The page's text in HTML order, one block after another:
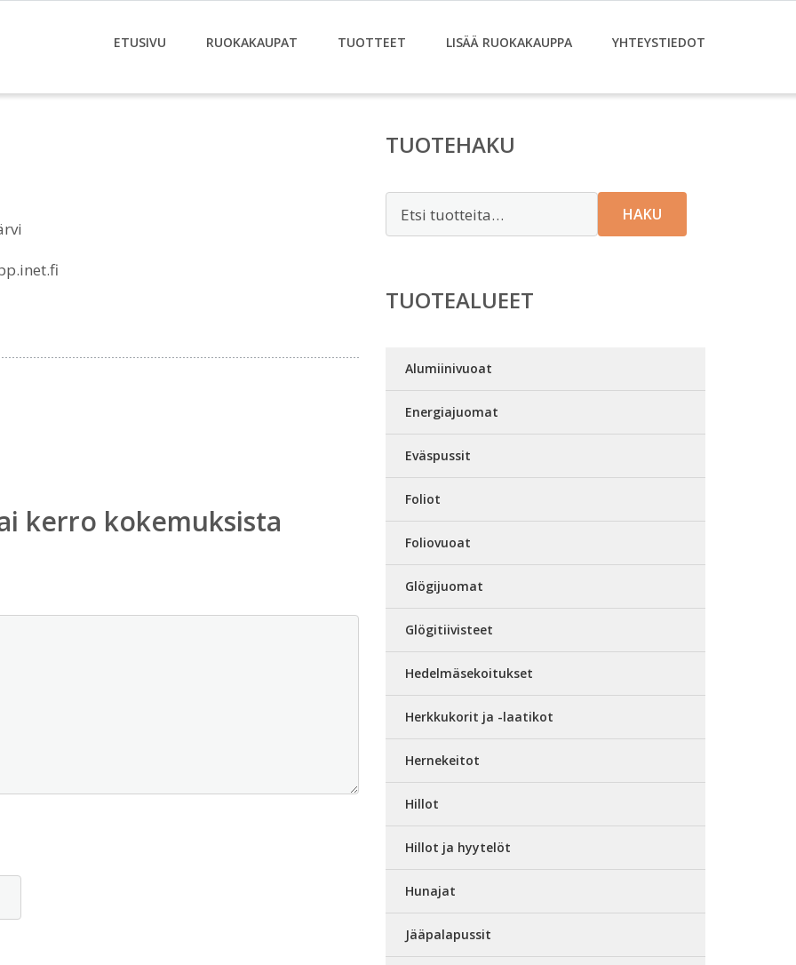
ETUSIVU RUOKAKAUPAT TUOTTEET LISÄÄ RUOKAKAUPPA YHTEYSTIEDOT
kerro kokemuksista
TUOTEHAKU
HAKU
TUOTEALUEET
Alumiinivuoat
Energiajuomat
Eväspussit
Foliot
Foliovuoat
Glögijuomat
Glögitiivisteet
Hedelmäsekoitukset
Herkkukorit ja -laatikot
Hernekeitot
Hillot
Hillot ja hyytelöt
Hunajat
Jääpalapussit